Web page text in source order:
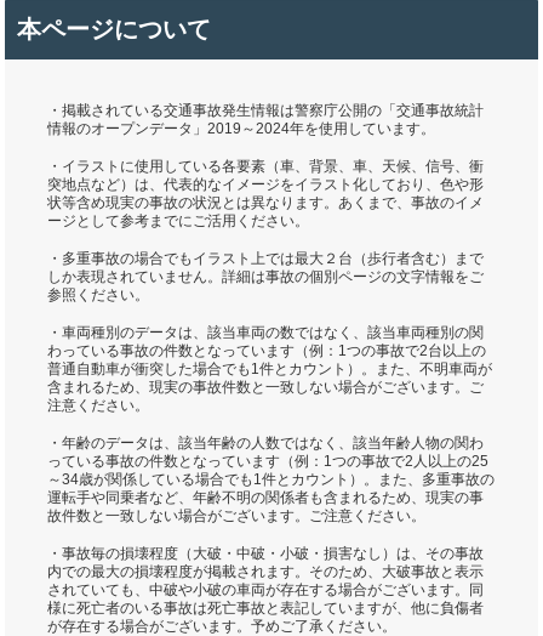
本ページについて
・掲載されている交通事故発生情報は警察庁公開の「交通事故統計
情報のオープンデータ」2019～2024年を使用しています。
・イラストに使用している各要素（車、背景、車、天候、信号、衝
突地点など）は、代表的なイメージをイラスト化しており、色や形
状等含め現実の事故の状況とは異なります。あくまで、事故のイメ
ージとして参考までにご活用ください。
・多重事故の場合でもイラスト上では最大２台（歩行者含む）まで
しか表現されていません。詳細は事故の個別ページの文字情報をご
参照ください。
・車両種別のデータは、該当車両の数ではなく、該当車両種別の関
わっている事故の件数となっています（例：1つの事故で2台以上の
普通自動車が衝突した場合でも1件とカウント）。また、不明車両が
含まれるため、現実の事故件数と一致しない場合がございます。ご
注意ください。
・年齢のデータは、該当年齢の人数ではなく、該当年齢人物の関わ
っている事故の件数となっています（例：1つの事故で2人以上の25
～34歳が関係している場合でも1件とカウント）。また、多重事故の
運転手や同乗者など、年齢不明の関係者も含まれるため、現実の事
故件数と一致しない場合がございます。ご注意ください。
・事故毎の損壊程度（大破・中破・小破・損害なし）は、その事故
内での最大の損壊程度が掲載されます。そのため、大破事故と表示
されていても、中破や小破の車両が存在する場合がございます。同
様に死亡者のいる事故は死亡事故と表記していますが、他に負傷者
が存在する場合がございます。予めご了承ください。